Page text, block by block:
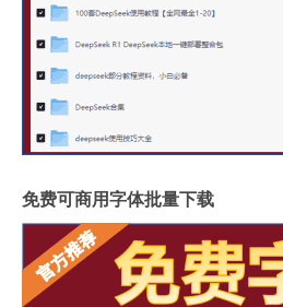
免费可商用字体批量下载